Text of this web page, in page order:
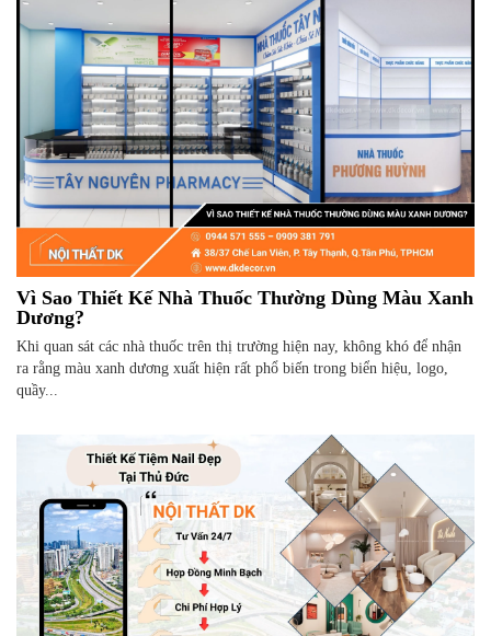
Vì Sao Thiết Kế Nhà Thuốc Thường Dùng Màu Xanh
Dương?
Khi quan sát các nhà thuốc trên thị trường hiện nay, không khó để nhận
ra rằng màu xanh dương xuất hiện rất phổ biến trong biển hiệu, logo,
quầy...